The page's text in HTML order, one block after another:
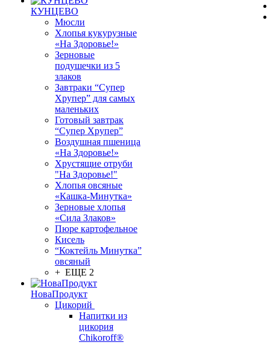
КУНЦЕВО
Мюсли
Хлопья кукурузные
«На Здоровье!»
Зерновые
подушечки из 5
злаков
Завтраки “Супер
Хрупер” для самых
маленьких
Готовый завтрак
“Супер Хрупер”
Воздушная пшеница
«На Здоровье!»
Хрустящие отруби
"На Здоровье!"
Хлопья овсяные
«Кашка-Минутка»
Зерновые хлопья
«Сила Злаков»
Пюре картофельное
Кисель
“Коктейль Минутка”
овсяный
+ ЕЩЕ 2
НоваПродукт
Цикорий
Напитки из
цикория
Chikoroff®